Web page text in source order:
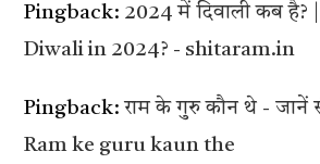
Pingback: 2024 में दिवाली कब है?
Diwali in 2024? - shitaram.in
Pingback:राम के गुरु कौन थे - जानें
Ram ke guru kaun the